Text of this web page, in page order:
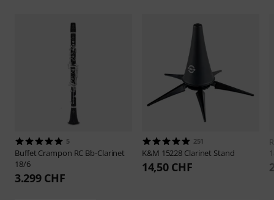
5
Buffet Crampon RC Bb-Clarinet
18/6
3.299 CHF
251
K&M 15228 Clarinet Stand
14,50 CHF